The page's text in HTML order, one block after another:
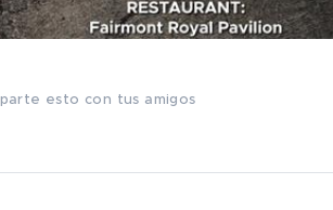
esto con tus amigos